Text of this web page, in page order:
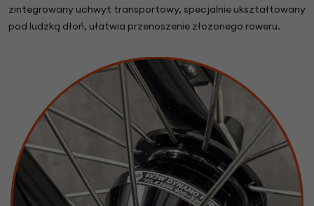
zintegrowany uchwyt transportowy, specjalnie ukształtowany
pod ludzką dłoń, ułatwia przenoszenie złożonego roweru.